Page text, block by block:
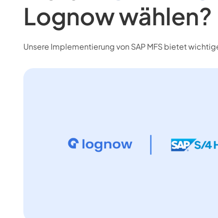
Lognow wählen?
Unsere Implementierung von SAP MFS bietet